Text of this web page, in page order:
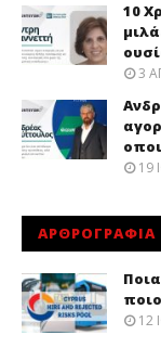
10
3
19
ΑΡΘΡΟΓΡΑΦΙΑ
12